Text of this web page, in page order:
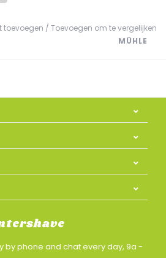
toevoegen / Toevoegen om te vergelijken
MÜHLE
by phone and chat every day, 9a -